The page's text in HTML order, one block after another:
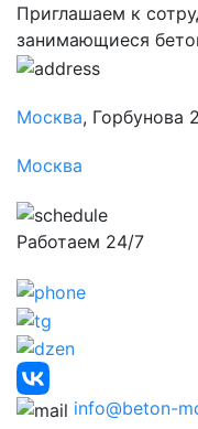
Приглашаем к
занимающиеся
Москва, Горбунова
Москва
Работаем 24/7
info@beton-